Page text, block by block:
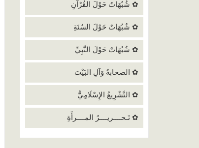
✿ شُبُهَاتٌ حَوْلَ القُرْآنِ
✿ شُبُهَاتٌ حَوْلَ السُنَةِ
✿ شُبُهَاتٌ حَوْلَ النَّبِيِّ
✿ الصحابةُ وَآلِ البَيْتَ
✿ التَّشْرِيعُ الإِسْلَامِيُّ
✿ تَـحــــريــــرُ المــــرأَةِ